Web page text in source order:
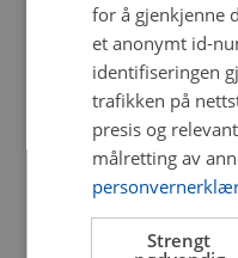
for å gjenkjenne
et anonymt id-
identifiseringen
trafikken på
presis og
målretting av
Strengt